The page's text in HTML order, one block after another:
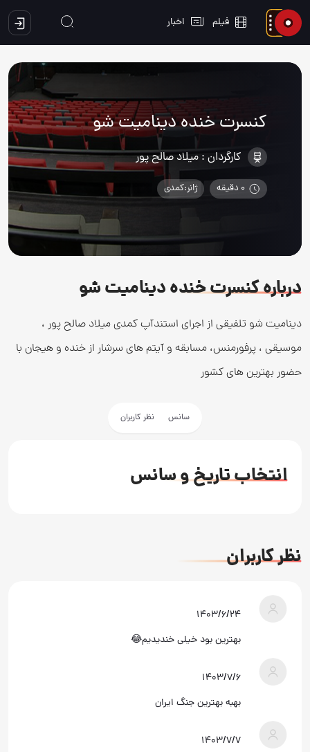
فیلم اخبار
کنسرت خنده دینامیت شو
کارگردان : میلاد صالح پور
0 دقیقه ژانر:کمدی
دربارهکنسرت خنده دینامیت شو
دینامیت شو تلفیقی از اجرای استندآپ کمدی میلاد صالح پور ،
موسیقی ، پرفورمنس، مسابقه و آیتم های سرشار از خنده و هیجان با
حضور بهترین های کشور
سانس نظر کاربران
انتخاب تاریخ و سانس
نظر کاربران
۱۴۰۳/۶/۲۴
بهترین بود خیلی خندیدیم😂
۱۴۰۳/۷/۶
بهبه بهترین جنگ ایران
۱۴۰۳/۷/۷